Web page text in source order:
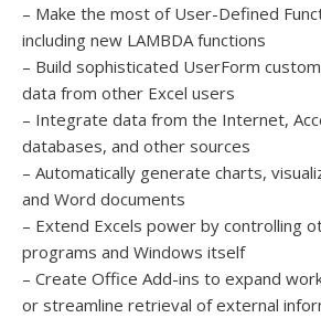
– Make the most of User-Defined
including new LAMBDA functions
– Build sophisticated UserForm
data from other Excel users
– Integrate data from the Internet,
databases, and other sources
– Automatically generate charts,
and Word documents
– Extend Excels power by controlling
programs and Windows itself
– Create Office Add-ins to expand
or streamline retrieval of external